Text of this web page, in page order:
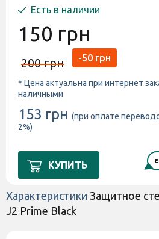
Есть в наличии
150 грн
200 грн -50 грн
* Цена актуальна при интернет
наличными
153 грн (при оплате
2%)
КУПИТЬ
Характеристики Защитное
J2 Prime Black